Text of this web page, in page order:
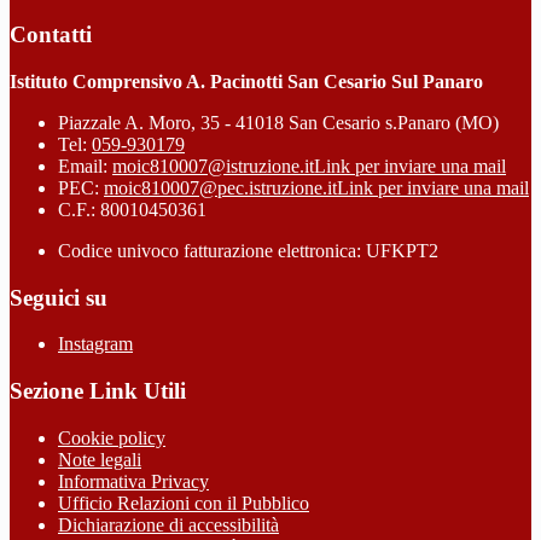
Contatti
Istituto Comprensivo A. Pacinotti San Cesario Sul Panaro
Piazzale A. Moro, 35 - 41018 San Cesario s.Panaro (MO)
Tel: 059-930179
Email: moic810007@istruzione.itLink per inviare una mail
PEC: moic810007@pec.istruzione.itLink per inviare una mail
C.F.: 80010450361
Codice univoco fatturazione elettronica: UFKPT2
Seguici su
Instagram
Sezione Link Utili
Cookie policy
Note legali
Informativa Privacy
Ufficio Relazioni con il Pubblico
Dichiarazione di accessibilità